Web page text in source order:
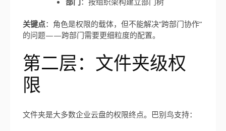
关键点：角色是权限的载体，但不能解决”跨部门协作”
的问题——跨部门需要更细粒度的配置。
第二层：文件夹级权
限
文件夹是大多数企业云盘的权限终点。巴别鸟支持：